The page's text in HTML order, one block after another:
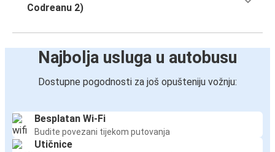
Codreanu 2)
Najbolja usluga u autobusu
Dostupne pogodnosti za još opušteniju vožnju:
Besplatan Wi-Fi
Budite povezani tijekom putovanja
Utičnice